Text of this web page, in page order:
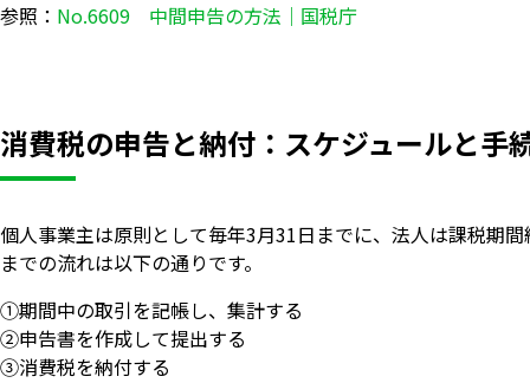
参照： No.6609 中間申告の方法｜国税庁
消費税の申告と納付：スケジュールと手
個人事業主は原則として毎年3月31日までに、法人は課税期
までの流れは以下の通りです。
①期間中の取引を記帳し、集計する
②申告書を作成して提出する
③消費税を納付する